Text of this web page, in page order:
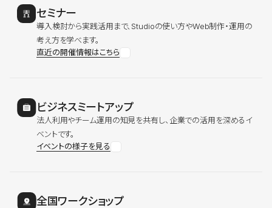
セミナー
導入検討から実践活用まで、Studioの使い方やWeb制作・運用の
考え方を学べます。
直近の開催情報はこちら
ビジネスミートアップ
法人利用やチーム運用の知見を共有し、企業での活用を深めるイ
ベントです。
イベントの様子を見る
全国ワークショップ